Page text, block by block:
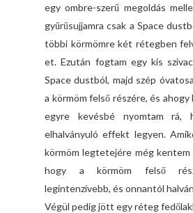
egy ombre-szerű megoldás
gyűrűsujjamra csak a Space
többi körmömre két rétegben
et. Ezután fogtam egy kis
Space dustból, majd szép
a körmöm felső részére, és ahogy
egyre kevésbé nyomtam rá,
elhalványuló effekt legyen.
körmöm legtetejére még kentem
hogy a körmöm felső
legintenzívebb, és onnantól
Végül pedig jött egy réteg